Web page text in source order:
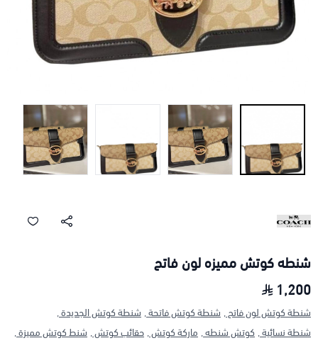
شنطه كوتش مميزه لون فاتح
1,200
شنطة كوتش لون فاتح , شنطة كوتش فاتحة , شنطة كوتش الجديدة ,
شنطة نسائية , كوتش شنطه , ماركة كوتش , حقائب كوتش , شنط كوتش مميزة ,